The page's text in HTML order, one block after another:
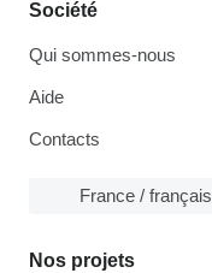
Société
Qui sommes-nous
Aide
Contacts
France / français
Nos projets